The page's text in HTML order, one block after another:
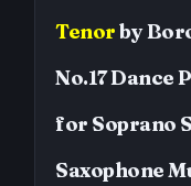
Tenorby
No.17 Dance
for Soprano
Saxophone